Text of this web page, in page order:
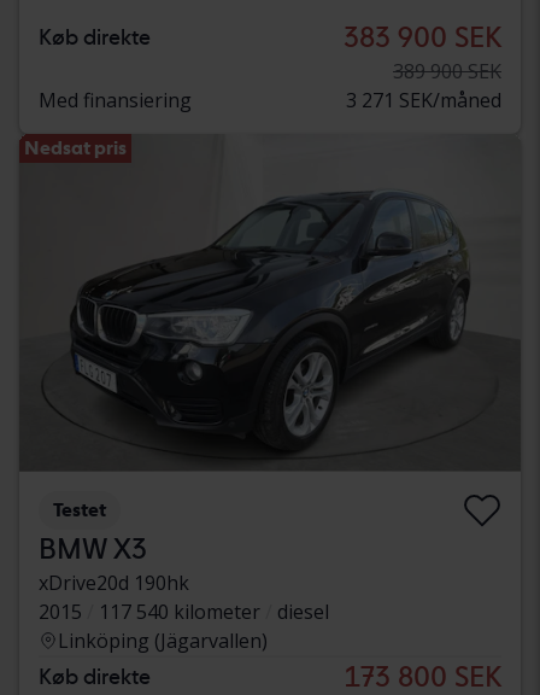
Køb direkte 383 900 SEK
389 900 SEK
Med finansiering
3 271 SEK/måned
Nedsat pris
Testet
BMW X3
xDrive20d 190hk
2015
117 540 kilometer
diesel
Linköping (Jägarvallen)
Køb direkte 173 800 SEK